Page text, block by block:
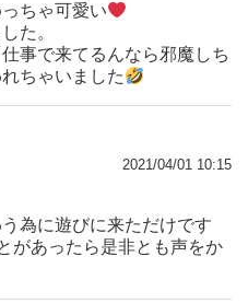
ちゃ可愛い
た。
事で来てるんなら邪魔しち
ちゃいました
2021/04/01 10:15
為に遊びに来ただけです
があったら是非とも声をか